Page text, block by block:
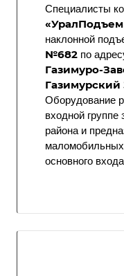
Специалисты
наклонной
№682 по
Газимуро-
Газимурский
Оборудование
входной
района и
маломобильных
основного